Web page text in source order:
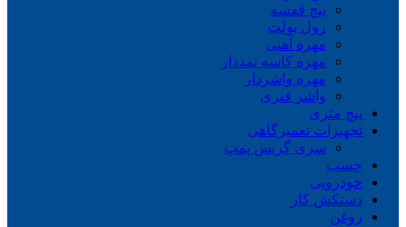
پیچ قفسه
رول بولت
مهره آهنی
مهره کاسه نمددار
مهره واشردار
واشر فنری
پیچ متری
تجهیزات تعمیرگاهی
سری گریس پمپ
چسب
خودرویی
دستکش کار
روغن